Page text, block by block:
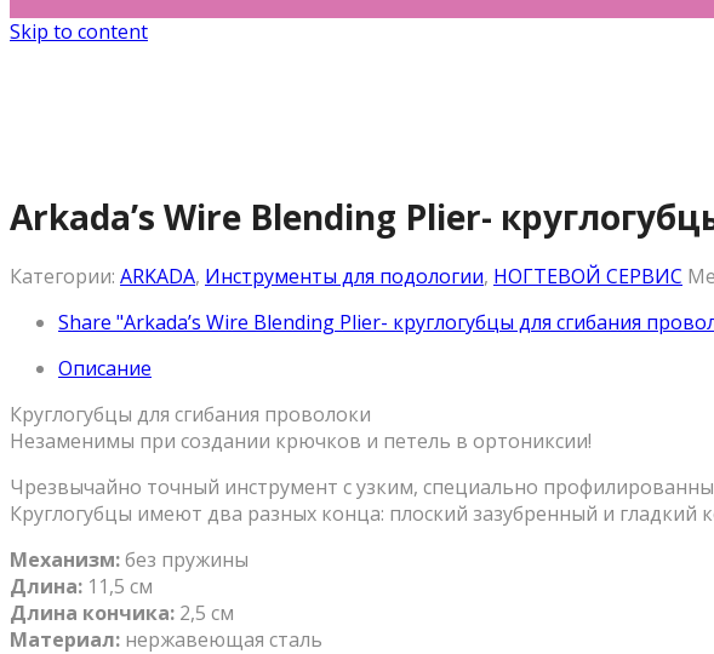
Skip to content
Arkada’s Wire Blending Plier-
Категории: ARKADA, Инструменты для подологии, НОГТЕВОЙ СЕРВИС
Share "Arkada’s Wire Blending Plier- круглогубцы для сгибания
Описание
Круглогубцы для сгибания проволоки
Незаменимы при создании крючков и петель в ортониксии!
Чрезвычайно точный инструмент с узким, специально
Круглогубцы имеют два разных конца: плоский зазубренный и гладкий
Механизм:без пружины
Длина: 11,5 см
Длина кончика: 2,5 см
Материал: нержавеющая сталь